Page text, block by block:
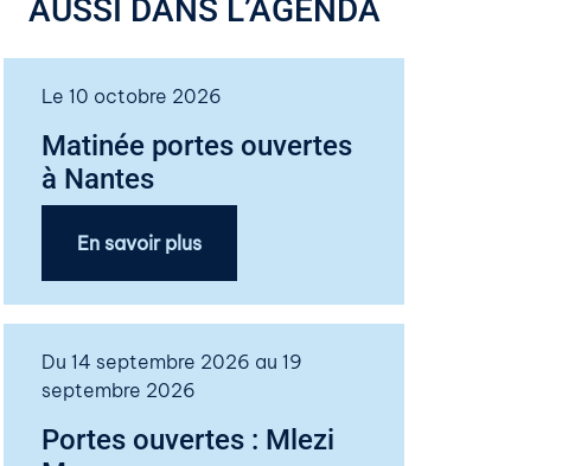
AUSSI DANS L’AGENDA
Le 10 octobre 2026
Matinée portes ouvertes
à Nantes
En savoir plus
Du 14 septembre 2026 au 19
septembre 2026
Portes ouvertes : Mlezi